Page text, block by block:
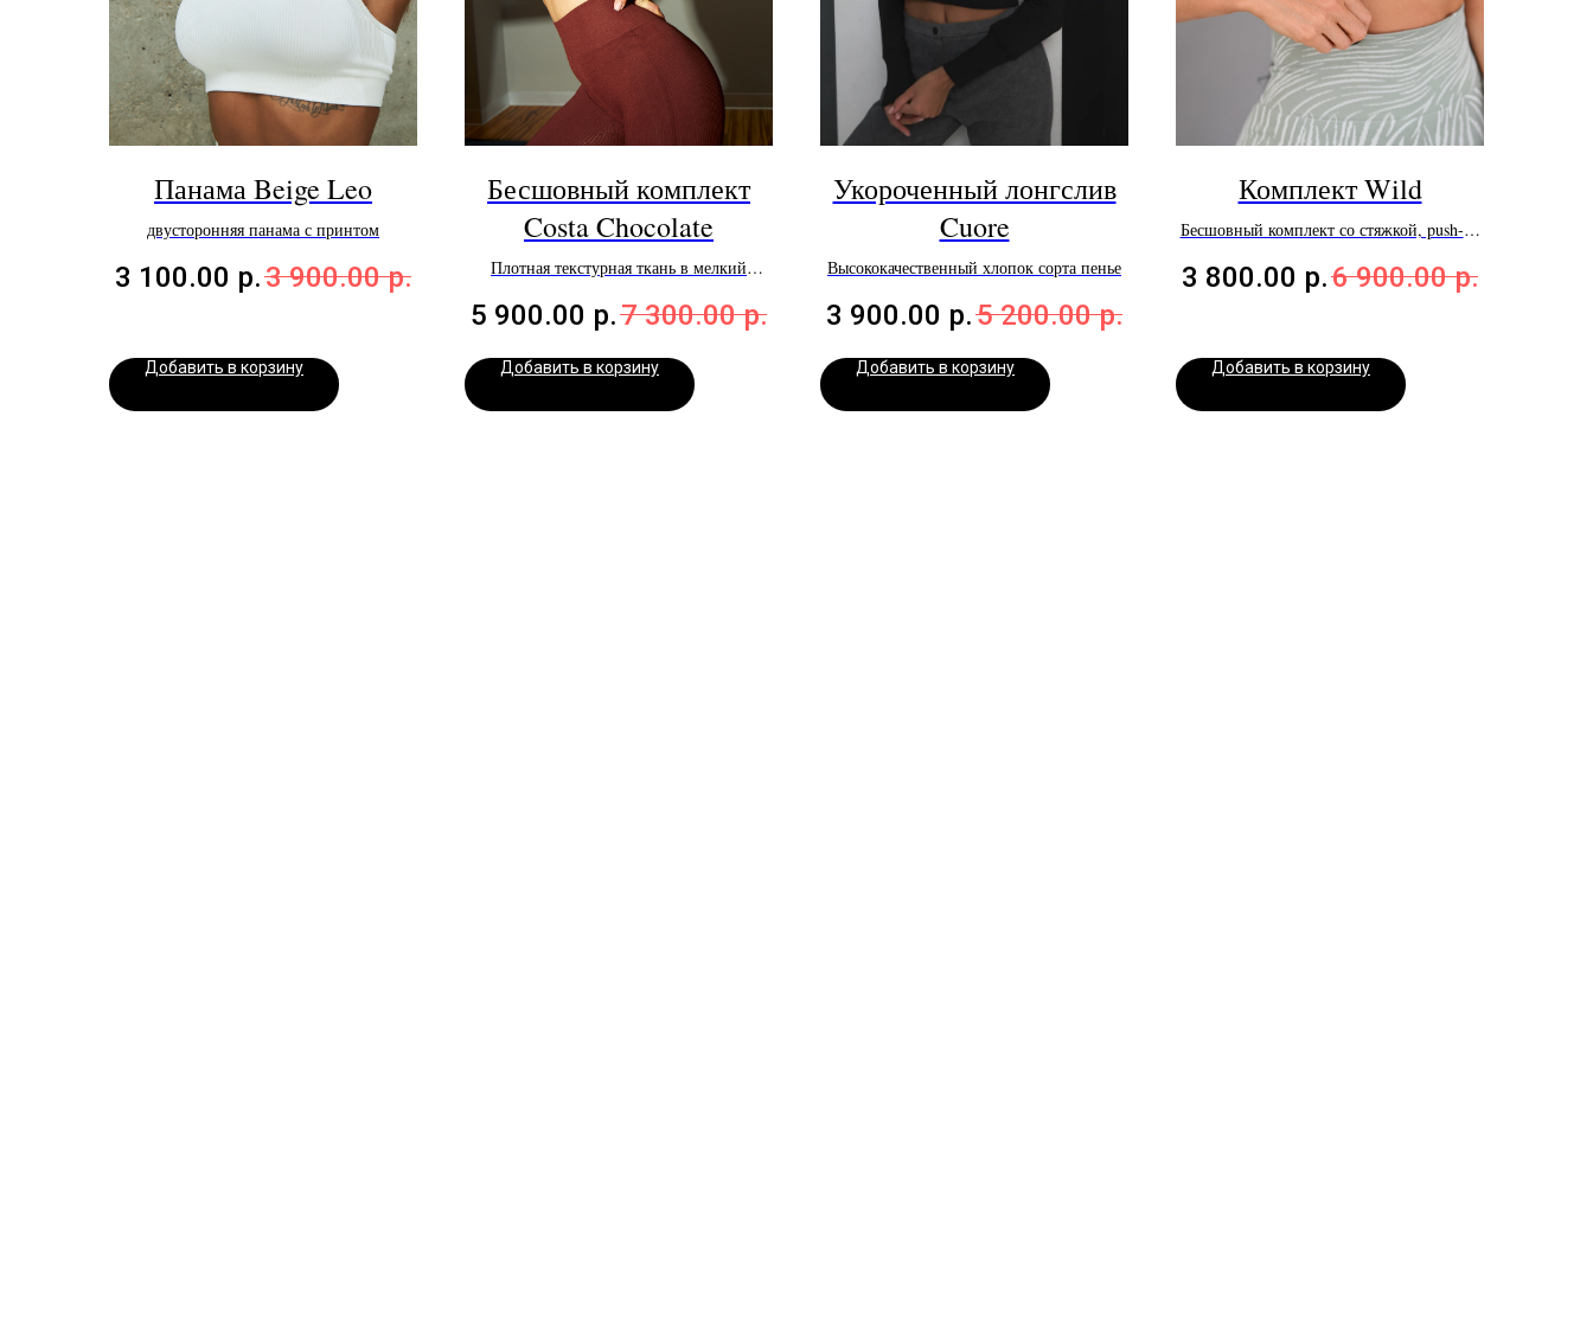
Панама Beige Leo
двусторонняя панама с принтом
3 100.00 р.3 900.00 р.
Добавить в корзину
Бесшовный комплект
Costa Chocolate
Плотная текстурная ткань в мелкий
5 900.00 р.7 300.00 р.
Добавить в корзину
Укороченный лонгслив
Cuore
Высококачественный хлопок сорта пенье
3 900.00 р.5 200.00 р.
Добавить в корзину
Комплект Wild
Бесшовный комплект со стяжкой, push-up
3 800.00 р.6 900.00 р.
Добавить в корзину